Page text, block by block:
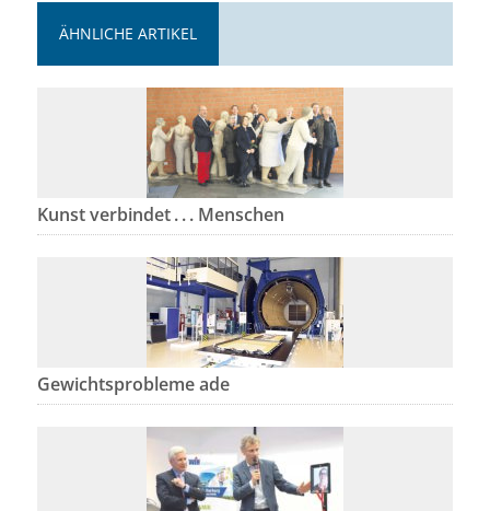
ÄHNLICHE ARTIKEL
Kunst verbindet . . . Menschen
Gewichtsprobleme ade